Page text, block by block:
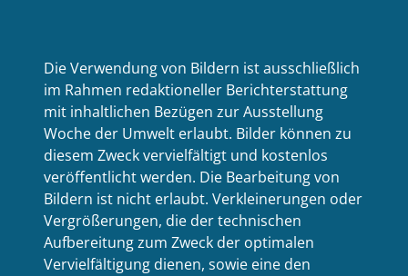
Die Verwendung von Bildern ist ausschließlich
im Rahmen redaktioneller Berichterstattung
mit inhaltlichen Bezügen zur Ausstellung
Woche der Umwelt erlaubt. Bilder können zu
diesem Zweck vervielfältigt und kostenlos
veröffentlicht werden. Die Bearbeitung von
Bildern ist nicht erlaubt. Verkleinerungen oder
Vergrößerungen, die der technischen
Aufbereitung zum Zweck der optimalen
Vervielfältigung dienen, sowie eine den